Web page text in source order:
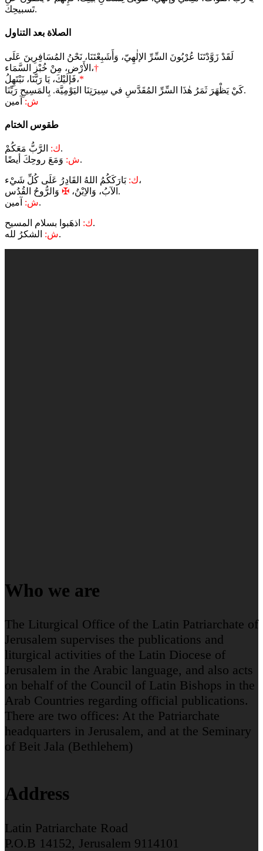
تَسبيحِكَ.
الصلاة بعد التناول
لَقَدْ زَوَّدْتَنَا عُرْبُونَ السِّرِّ الإلٰهِيّ، وَأَشَبِعْتَنَا، نَحْنُ المُسَافِرِينَ عَلَى
الأَرْض، مِنْ خُبْزِ السَّمَاء،†
فَإلَيْكَ، يَا رَبَّنَا، نَبْتَهِلُ،*
كَيْ يَظْهَرَ ثَمَرُ هٰذَا السِّرِّ المُقَدَّسِ في سِيرَتِنَا اليَوْمِيَّة. بِالمَسِيحِ رَبِّنَا.
ش: آمين
طقوس الختام
ك:الرَّبُّ مَعَكُمْ.
ش:وَمَعَ روحِكَ أيضًا.
ك:بَارَكَكُمُ اللهُ القَادِرُ عَلَى كُلِّ شَيْء،
الآبُ، وَالاِبْنُ، ✠
وَالرُّوحُ القُدُس.
ش:آمين.
ك:اذهَبوا بسلام المسيح.
ش:الشكرُ لله.
Who we are
The Liturgical Office of the Latin Patriarchate of
Jerusalem supervises the publications and
liturgical activities of the Latin Diocese of
Jerusalem in the Arabic language, and also acts
on behalf of the Council of Latin Bishops in the
Arab Countries regarding official publications.
There are two offices: At the Patriarchate
headquarters in Jerusalem, and at the Seminary
of Beit Jala (Bethlehem)
Address
Latin Patriarchate Road
P.O.B 14152, Jerusalem 9114101